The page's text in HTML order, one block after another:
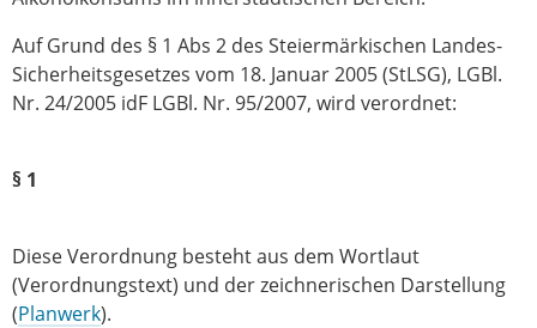
Auf Grund des § 1 Abs 2 des Steiermärkischen Landes-
Sicherheitsgesetzes vom 18. Januar 2005 (StLSG), LGBl.
Nr. 24/2005 idF LGBl. Nr. 95/2007, wird verordnet:
§ 1
Diese Verordnung besteht aus dem Wortlaut
(Verordnungstext) und der zeichnerischen Darstellung
(Planwerk).